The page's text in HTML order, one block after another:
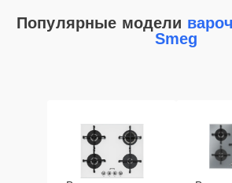
Популярные модели
Smeg